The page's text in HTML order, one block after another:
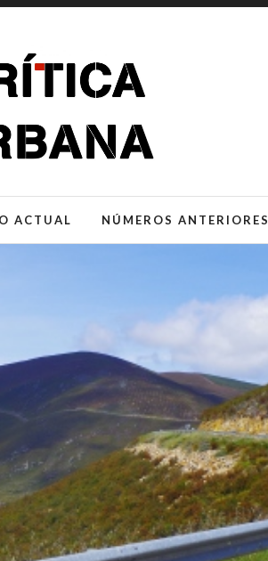
ACTUAL NÚMEROS ANTERIORES